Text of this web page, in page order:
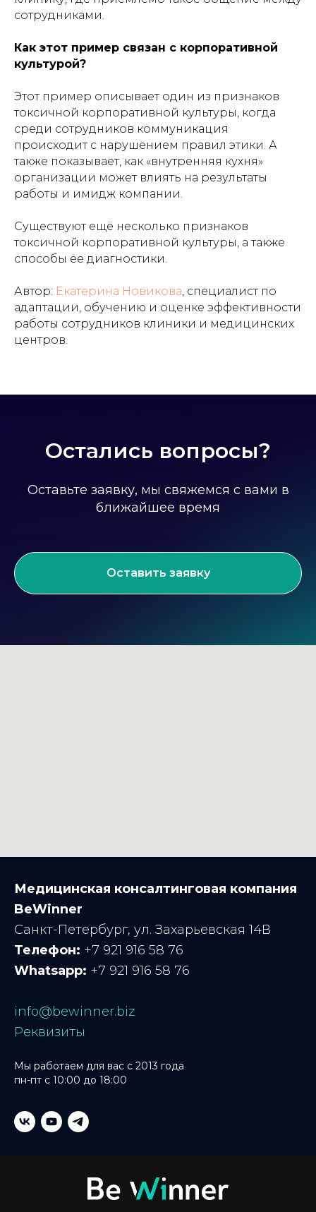
сотрудниками.
Как этот пример связан с корпоративной
культурой?
Этот пример описывает один из признаков
токсичной корпоративной культуры, когда
среди сотрудников коммуникация
происходит с нарушением правил этики. А
также показывает, как «внутренняя кухня»
организации может влиять на результаты
работы и имидж компании.
Существуют ещё несколько признаков
токсичной корпоративной культуры, а также
способы ее диагностики.
Автор: Екатерина Новикова, специалист по
адаптации, обучению и оценке эффективности
работы сотрудников клиники и медицинских
центров.
Остались вопросы?
Оставьте заявку, мы свяжемся с вами в
ближайшее время
Оставить заявку
Медицинская консалтинговая компания
BeWinner
Санкт-Петербург, ул. Захарьевская 14В
Телефон: +7 921 916 58 76
Whatsapp: +7 921 916 58 76
info@bewinner.biz
Реквизиты
Мы работаем для вас с 2013 года
пн-пт с 10:00 до 18:00